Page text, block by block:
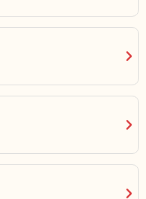
chevron_right
chevron_right
chevron_right